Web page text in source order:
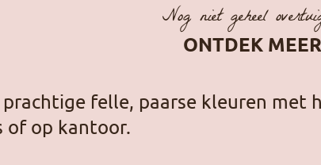
Nog niet geheel
ONTDEK MEER
felle, paarse kleuren met
of op kantoor.